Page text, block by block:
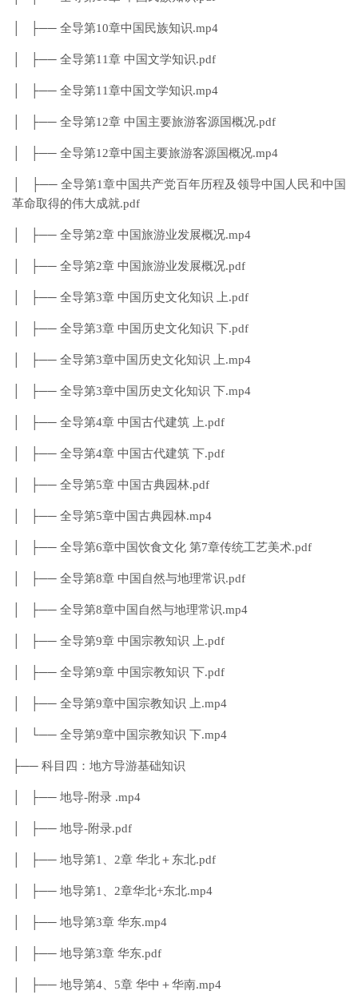
│ ├── 全导第10章中国民族知识.mp4
│ ├── 全导第11章 中国文学知识.pdf
│ ├── 全导第11章中国文学知识.mp4
│ ├── 全导第12章 中国主要旅游客源国概况.pdf
│ ├── 全导第12章中国主要旅游客源国概况.mp4
│ ├── 全导第1章中国共产党百年历程及领导中国人民和中国
革命取得的伟大成就.pdf
│ ├── 全导第2章 中国旅游业发展概况.mp4
│ ├── 全导第2章 中国旅游业发展概况.pdf
│ ├── 全导第3章 中国历史文化知识 上.pdf
│ ├── 全导第3章 中国历史文化知识 下.pdf
│ ├── 全导第3章中国历史文化知识 上.mp4
│ ├── 全导第3章中国历史文化知识 下.mp4
│ ├── 全导第4章 中国古代建筑 上.pdf
│ ├── 全导第4章 中国古代建筑 下.pdf
│ ├── 全导第5章 中国古典园林.pdf
│ ├── 全导第5章中国古典园林.mp4
│ ├── 全导第6章中国饮食文化 第7章传统工艺美术.pdf
│ ├── 全导第8章 中国自然与地理常识.pdf
│ ├── 全导第8章中国自然与地理常识.mp4
│ ├── 全导第9章 中国宗教知识 上.pdf
│ ├── 全导第9章 中国宗教知识 下.pdf
│ ├── 全导第9章中国宗教知识 上.mp4
│ └── 全导第9章中国宗教知识 下.mp4
├── 科目四：地方导游基础知识
│ ├── 地导-附录 .mp4
│ ├── 地导-附录.pdf
│ ├── 地导第1、2章 华北＋东北.pdf
│ ├── 地导第1、2章华北+东北.mp4
│ ├── 地导第3章 华东.mp4
│ ├── 地导第3章 华东.pdf
│ ├── 地导第4、5章 华中＋华南.mp4